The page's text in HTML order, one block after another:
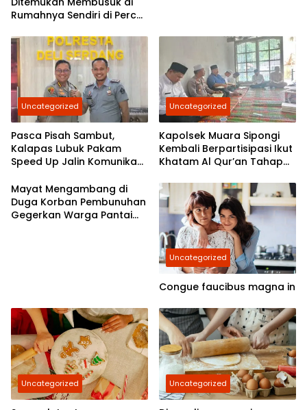
Rumahnya Sendiri di Percut
Uncategorized
Pasca Pisah Sambut,
Kalapas Lubuk Pakam
Speed Up Jalin Komunikasi
Serdang
Uncategorized
Kapolsek Muara Sipongi
Kembali Berpartisipasi Ikut
Khatam Al Qur’an Tahap
Masyarakat Untuk Terus
Berpartisipasi
Mayat Mengambang di
Duga Korban Pembunuhan
Gegerkan Warga Pantai
Uncategorized
Congue faucibus magna in
Uncategorized Uncategorized